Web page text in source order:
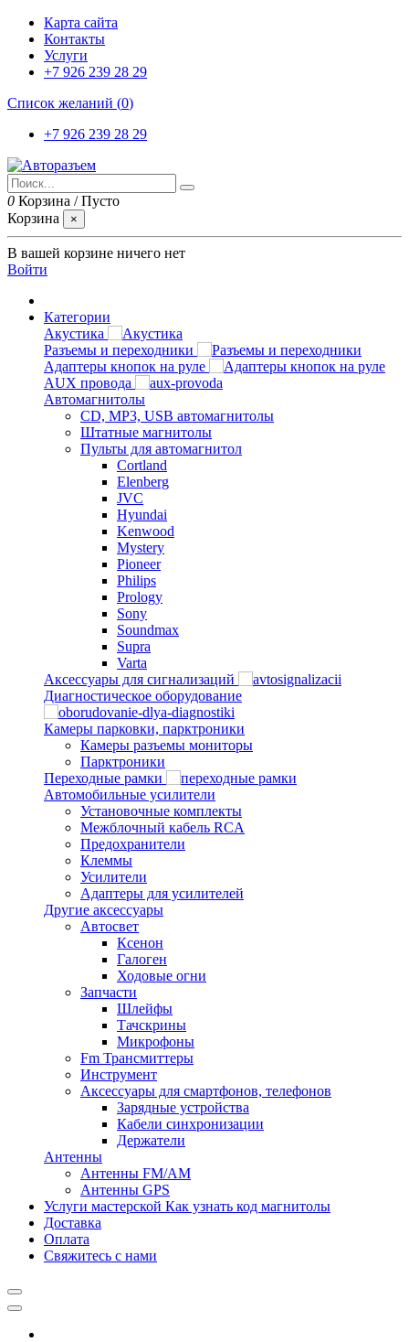
Карта сайта
Контакты
Услуги
+7 926 239 28 29
Список желаний (0)
+7 926 239 28 29
0 Корзина /Пусто
Корзина
×
В вашей корзине ничего нет
Войти
Категории
Акустика
Разъемы и переходники
Адаптеры кнопок на руле
AUX провода
Автомагнитолы
CD, MP3, USB автомагнитолы
Штатные магнитолы
Пульты для автомагнитол
Cortland
Elenberg
JVC
Hyundai
Kenwood
Mystery
Pioneer
Philips
Prology
Sony
Soundmax
Supra
Varta
Аксессуары для сигнализаций
Диагностическое оборудование
Камеры парковки, парктроники
Камеры разъемы мониторы
Парктроники
Переходные рамки
Автомобильные усилители
Установочные комплекты
Межблочный кабель RCA
Предохранители
Клеммы
Усилители
Адаптеры для усилителей
Другие аксессуары
Автосвет
Ксенон
Галоген
Ходовые огни
Запчасти
Шлейфы
Тачскрины
Микрофоны
Fm Трансмиттеры
Инструмент
Аксессуары для смартфонов, телефонов
Зарядные устройства
Кабели синхронизации
Держатели
Антенны
Антенны FM/AM
Антенны GPS
Услуги мастерской Как узнать код магнитолы
Доставка
Оплата
Свяжитесь с нами